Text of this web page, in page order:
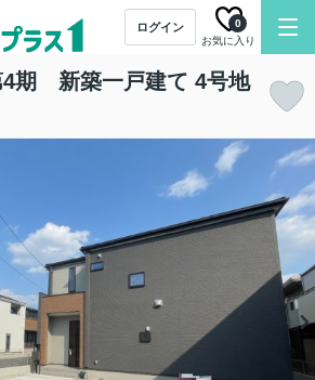
ログイン
お気に入り
0
期 新築一戸建て 4号地